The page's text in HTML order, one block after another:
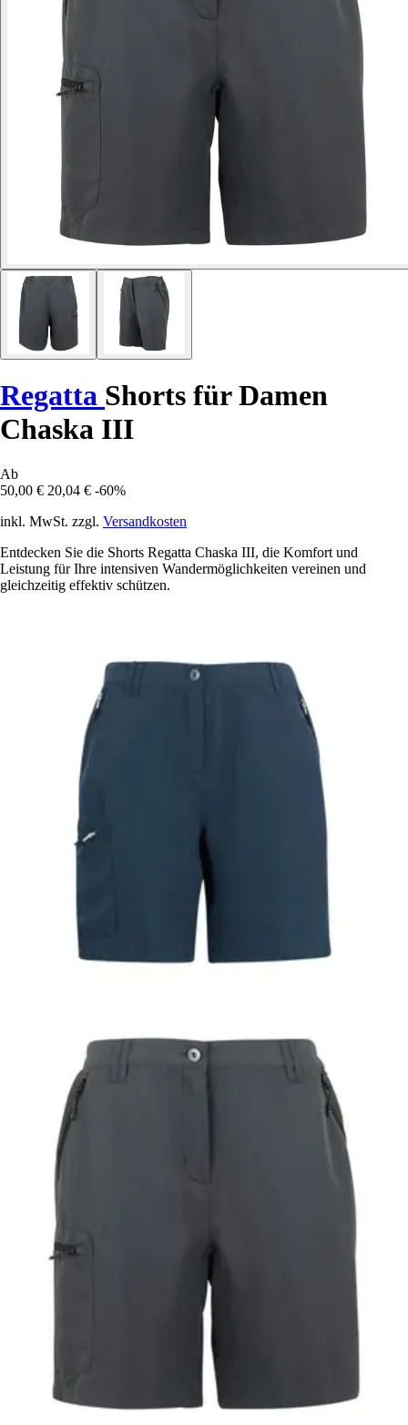
Regatta Shorts für Damen
Chaska III
Ab
50,00 € 20,04 € -60%
inkl. MwSt. zzgl. Versandkosten
Entdecken Sie die Shorts Regatta Chaska III, die Komfort und
Leistung für Ihre intensiven Wandermöglichkeiten vereinen und
gleichzeitig effektiv schützen.